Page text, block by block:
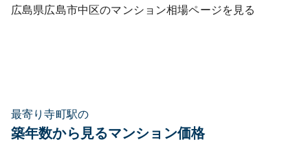
広島県広島市中区のマンション相場ページを見る
最寄り寺町駅の
築年数から見るマンション価格